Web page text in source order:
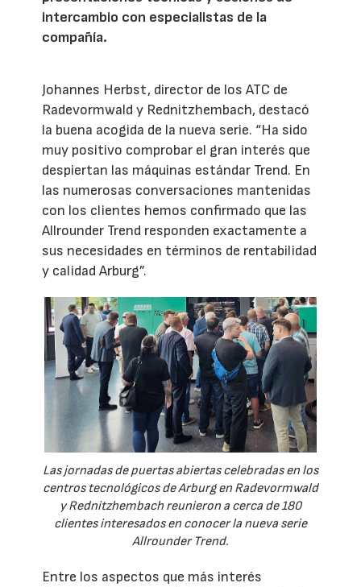
intercambio con especialistas de la
compañía.
Johannes Herbst, director de los ATC de
Radevormwald y Rednitzhembach, destacó
la buena acogida de la nueva serie. “Ha sido
muy positivo comprobar el gran interés que
despiertan las máquinas estándar Trend. En
las numerosas conversaciones mantenidas
con los clientes hemos confirmado que las
Allrounder Trend responden exactamente a
sus necesidades en términos de rentabilidad
y calidad Arburg”.
Las jornadas de puertas abiertas celebradas en los
centros tecnológicos de Arburg en Radevormwald
y Rednitzhembach reunieron a cerca de 180
clientes interesados en conocer la nueva serie
Allrounder Trend.
Entre los aspectos que más interés